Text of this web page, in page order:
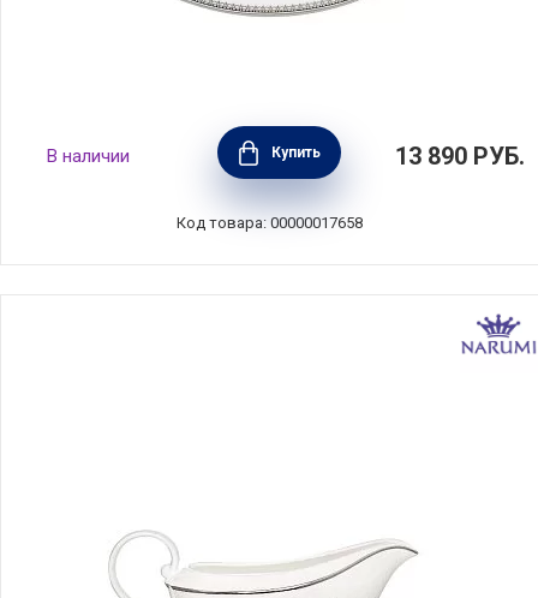
Подставка под соусник Vera Wang Lace
Platinum 20x16,5x2 см, материал фарфор,
цвет белый, Wedgwood, Великобритания,
В наличии Купить 13 890 РУБ.
Код товара: 00000017658